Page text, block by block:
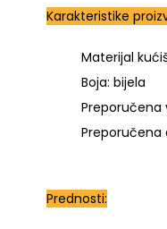
Karakteristike
Materijal
Boja: bijela
Prednosti: